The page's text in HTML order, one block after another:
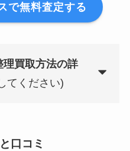
で無料査定する
買取方法の詳
てください)
口コミ